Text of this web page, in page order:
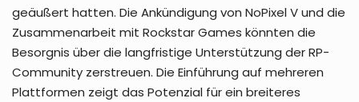
geäußert hatten. Die Ankündigung von NoPixel V und die
Zusammenarbeit mit Rockstar Games könnten die
Besorgnis über die langfristige Unterstützung der RP-
Community zerstreuen. Die Einführung auf mehreren
Plattformen zeigt das Potenzial für ein breiteres